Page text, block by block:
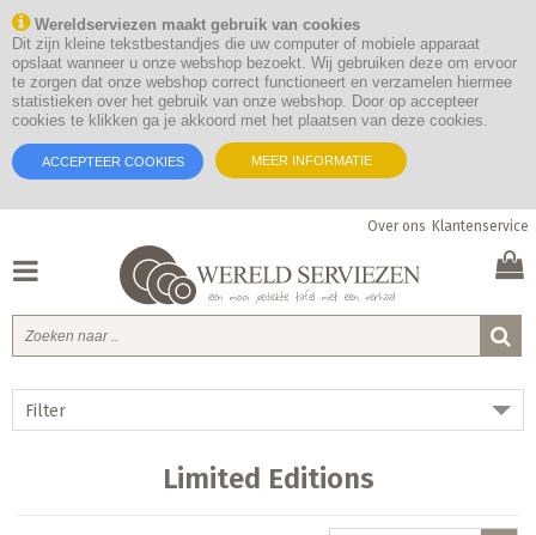
Wereldserviezen maakt gebruik van cookies
Dit zijn kleine tekstbestandjes die uw computer of mobiele apparaat
opslaat wanneer u onze webshop bezoekt. Wij gebruiken deze om ervoor
te zorgen dat onze webshop correct functioneert en verzamelen hiermee
statistieken over het gebruik van onze webshop. Door op accepteer
cookies te klikken ga je akkoord met het plaatsen van deze cookies.
ACCEPTEER COOKIES MEER INFORMATIE
Over ons Klantenservice
Filter
Limited Editions